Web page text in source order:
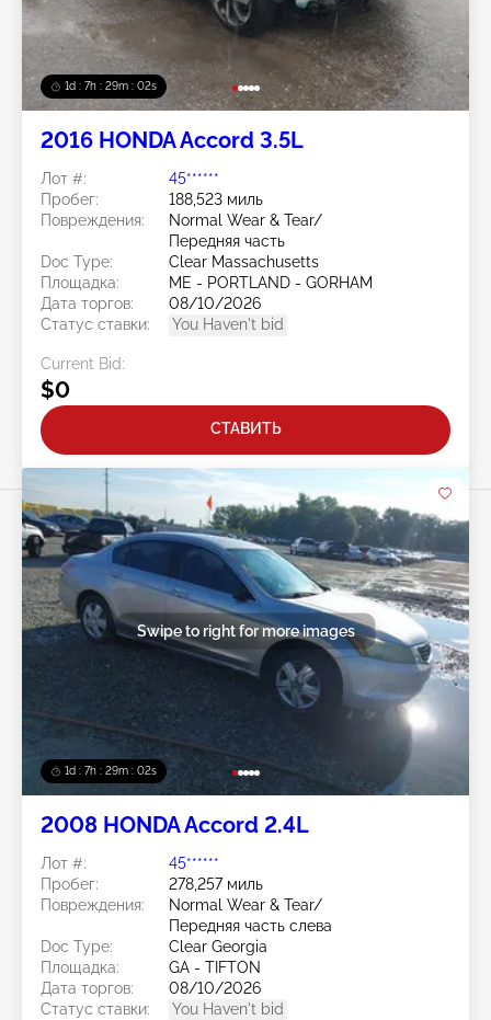
1d : 7h : 29m : 00s
2016 HONDA Accord 3.5L
Лот #:
45******
Пробег:
188,523 миль
Повреждения:
Normal Wear & Tear/
Передняя часть
Doc Type:
Clear Massachusetts
Площадка:
ME - PORTLAND - GORHAM
Дата торгов:
08/10/2026
Статус ставки:
You Haven't bid
Current Bid:
$0
СТАВИТЬ
1d : 7h : 29m : 00s
Swipe to right for more images
2008 HONDA Accord 2.4L
Лот #:
45******
Пробег:
278,257 миль
Повреждения:
Normal Wear & Tear/
Передняя часть слева
Doc Type:
Clear Georgia
Площадка:
GA - TIFTON
Дата торгов:
08/10/2026
Статус ставки:
You Haven't bid